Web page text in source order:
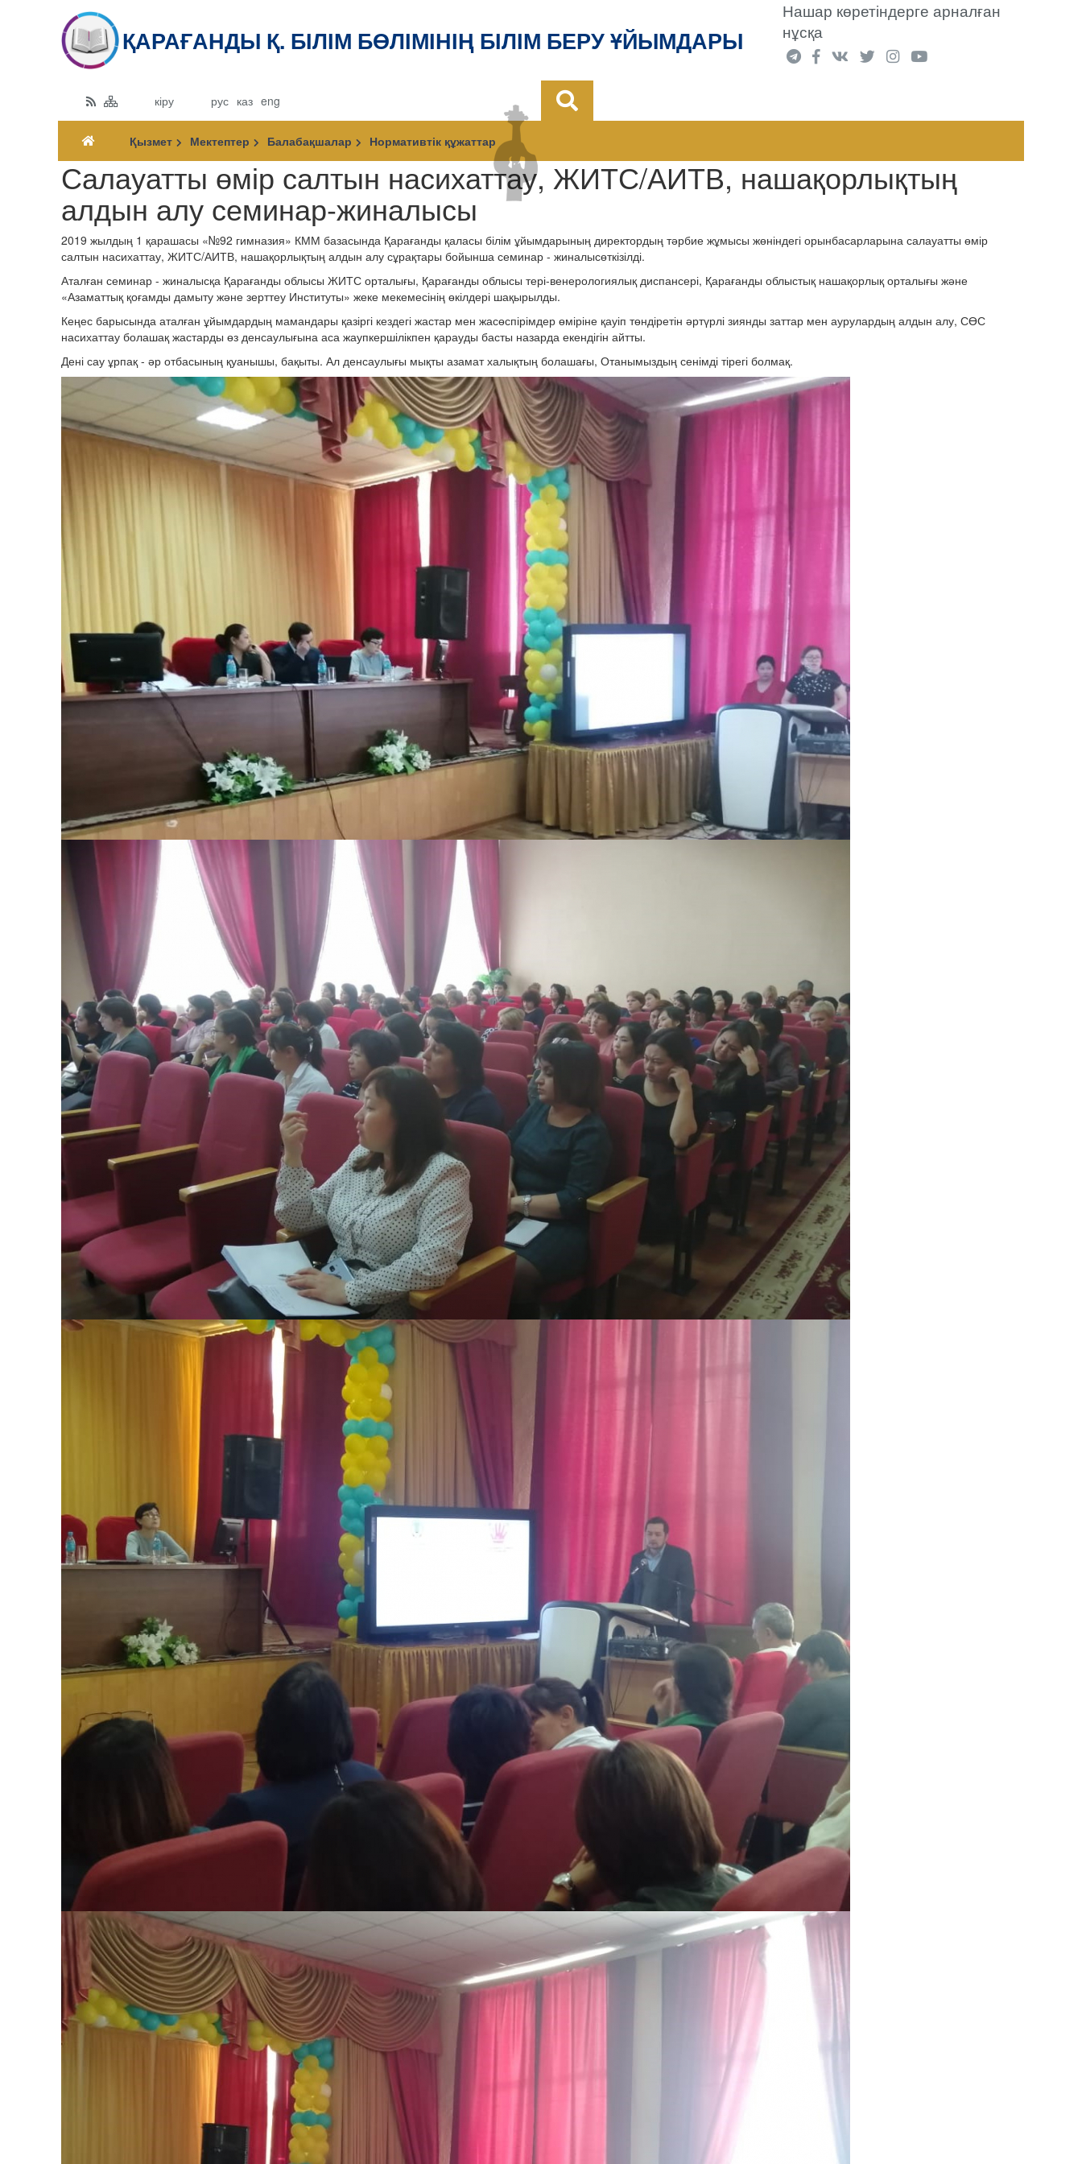
ҚАРАҒАНДЫ Қ. БІЛІМ БӨЛІМІНІҢ БІЛІМ БЕРУ ҰЙЫМДАРЫ
Нашар көретіндерге арналған
нұсқа
кіру рус каз eng
Қызмет Мектептер Балабақшалар Нормативтік құжаттар
Салауатты өмір салтын насихаттау, ЖИТС/АИТВ, нашақорлықтың
алдын алу семинар-жиналысы
2019 жылдың 1 қарашасы «№92 гимназия» КММ базасында Қарағанды қаласы білім ұйымдарының директордың тәрбие жұмысы жөніндегі орынбасарларына салауатты өмір
салтын насихаттау, ЖИТС/АИТВ, нашақорлықтың алдын алу сұрақтары бойынша семинар - жиналысөткізілді.
Аталған семинар - жиналысқа Қарағанды облысы ЖИТС орталығы, Қарағанды облысы тері-венерологиялық диспансері, Қарағанды облыстық нашақорлық орталығы және
«Азаматтық қоғамды дамыту және зерттеу Институты» жеке мекемесінің өкілдері шақырылды.
Кеңес барысында аталған ұйымдардың мамандары қазіргі кездегі жастар мен жасөспірімдер өміріне қауіп төндіретін әртүрлі зиянды заттар мен аурулардың алдын алу, СӨС
насихаттау болашақ жастарды өз денсаулығына аса жаупкершілікпен қарауды басты назарда екендігін айтты.
Дені сау ұрпақ - әр отбасының қуанышы, бақыты. Ал денсаулығы мықты азамат халықтың болашағы, Отанымыздың сенімді тірегі болмақ.